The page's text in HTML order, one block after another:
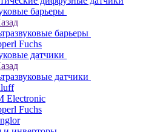
барьеры
барьеры
Fuchs
датчики
датчики
Electronic
Fuchs